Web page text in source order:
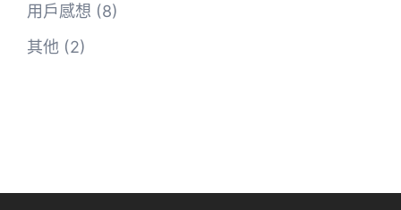
用戶感想 (8)
其他 (2)